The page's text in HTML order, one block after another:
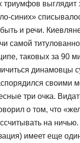
выглядит
синих»
и речи.
самой
таковых за 90
динамовцы
своими
три очка.
о том, что
на
имеет еще